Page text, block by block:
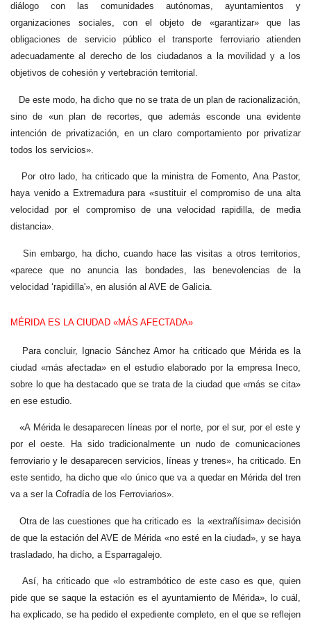
diálogo con las comunidades autónomas, ayuntamientos y
organizaciones sociales, con el objeto de «garantizar» que las
obligaciones de servicio público el transporte ferroviario atienden
adecuadamente al derecho de los ciudadanos a la movilidad y a los
objetivos de cohesión y vertebración territorial.
De este modo, ha dicho que no se trata de un plan de racionalización,
sino de «un plan de recortes, que además esconde una evidente
intención de privatización, en un claro comportamiento por privatizar
todos los servicios».
Por otro lado, ha criticado que la ministra de Fomento, Ana Pastor,
haya venido a Extremadura para «sustituir el compromiso de una alta
velocidad por el compromiso de una velocidad rapidilla, de media
distancia».
Sin embargo, ha dicho, cuando hace las visitas a otros territorios,
«parece que no anuncia las bondades, las benevolencias de la
velocidad ‘rapidilla'», en alusión al AVE de Galicia.
MÉRIDA ES LA CIUDAD «MÁS AFECTADA»
Para concluir, Ignacio Sánchez Amor ha criticado que Mérida es la
ciudad «más afectada» en el estudio elaborado por la empresa Ineco,
sobre lo que ha destacado que se trata de la ciudad que «más se cita»
en ese estudio.
«A Mérida le desaparecen líneas por el norte, por el sur, por el este y
por el oeste. Ha sido tradicionalmente un nudo de comunicaciones
ferroviario y le desaparecen servicios, líneas y trenes», ha criticado. En
este sentido, ha dicho que «lo único que va a quedar en Mérida del tren
va a ser la Cofradía de los Ferroviarios».
Otra de las cuestiones que ha criticado es la «extrañísima» decisión
de que la estación del AVE de Mérida «no esté en la ciudad», y se haya
trasladado, ha dicho, a Esparragalejo.
Así, ha criticado que «lo estrambótico de este caso es que, quien
pide que se saque la estación es el ayuntamiento de Mérida», lo cuál,
ha explicado, se ha pedido el expediente completo, en el que se reflejen